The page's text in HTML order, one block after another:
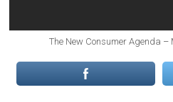
The New Consumer Agenda